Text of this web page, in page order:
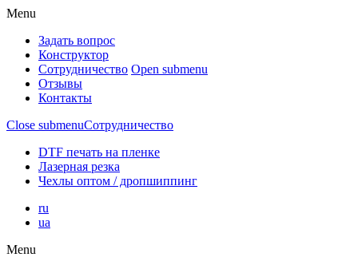
Menu
Задать вопрос
Конструктор
Сотрудничество Open submenu
Отзывы
Контакты
Close submenuСотрудничество
DTF печать на пленке
Лазерная резка
Чехлы оптом / дропшиппинг
ru
ua
Menu